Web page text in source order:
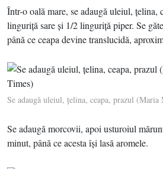
Într-o oală mare, se adaugă uleiul, ţelina,
linguriţă sare şi 1/2 linguriţă piper. Se
până ce ceapa devine translucidă,
Se adaugă uleiul, ţelina, ceapa, prazul
Se adaugă morcovii, apoi usturoiul
minut, până ce acesta îşi lasă aromele.